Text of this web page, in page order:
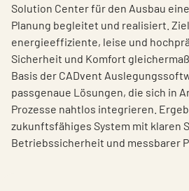
Solution Center für den Ausbau
Planung begleitet und realisiert.
energieeffiziente, leise und
Sicherheit und Komfort
Basis der CADvent
passgenaue Lösungen, die sich in
Prozesse nahtlos integrieren.
zukunftsfähiges System mit klaren
Betriebssicherheit und messbarer